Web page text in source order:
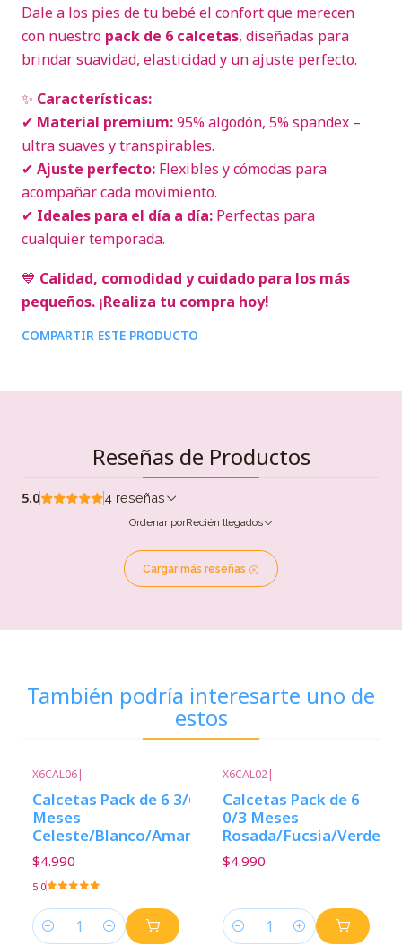
Dale a los pies de tu bebé el confort que merecen
con nuestro pack de 6 calcetas, diseñadas para
brindar suavidad, elasticidad y un ajuste perfecto.
✨ Características:
✔ Material premium:95% algodón, 5% spandex –
ultra suaves y transpirables.
✔ Ajuste perfecto: Flexibles y cómodas para
acompañar cada movimiento.
✔ Ideales para el día a día: Perfectas para
cualquier temporada.
💙 Calidad, comodidad y cuidado para los más
pequeños. ¡Realiza tu compra hoy!
COMPARTIR ESTE PRODUCTO
Reseñas de Productos
5.0 4 reseñas
Ordenar porRecién llegados
Cargar más reseñas
También podría interesarte uno de
estos
X6CAL06|
Calcetas Pack de 6 3/6
Meses
Celeste/Blanco/Amarillo
$4.990
5.0
Cantidad
X6CAL02|
Calcetas Pack de 6
0/3 Meses
Rosada/Fucsia/Verde
$4.990
Cantidad